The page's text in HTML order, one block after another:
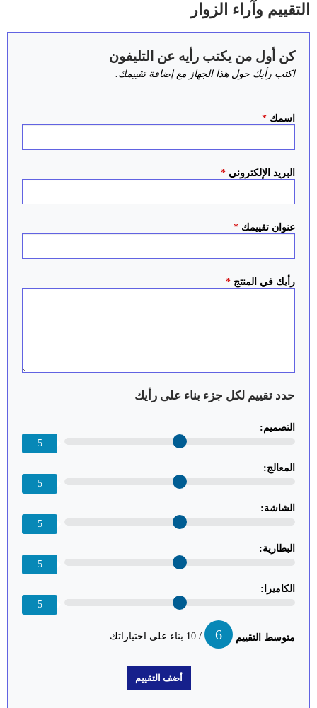
التقييم وآراء الزوار
كن أول من يكتب رأيه عن التليفون
اكتب رأيك حول هذا الجهاز مع إضافة تقييمك.
اسمك *
البريد الإلكتروني *
عنوان تقييمك *
رأيك في المنتج *
حدد تقييم لكل جزء بناء على رأيك
التصميم:
5
المعالج:
5
الشاشة:
5
البطارية:
5
الكاميرا:
5
متوسط التقييم 6 / 10 بناء على اختياراتك